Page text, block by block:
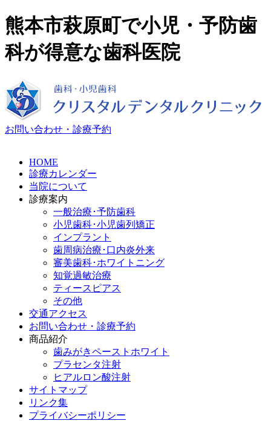
熊本市萩原町で小児・予防歯
科が得意な歯科医院
お問い合わせ・診療予約
HOME
診療カレンダー
当院について
診療案内
一般治療･予防歯科
小児歯科･小児歯列矯正
インプラント
歯周病治療･口内炎外来
審美歯科･ホワイトニング
知覚過敏治療
ティースピアス
その他
交通アクセス
お問い合わせ・診療予約
商品紹介
歯みがきペーストホワイト
プラセンタ注射
ヒアルロン酸注射
サイトマップ
リンク集
プライバシーポリシー